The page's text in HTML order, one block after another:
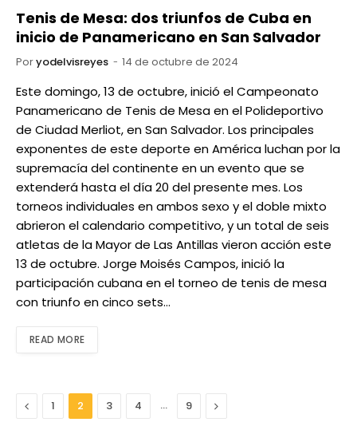
Tenis de Mesa: dos triunfos de Cuba en
inicio de Panamericano en San Salvador
Poryodelvisreyes 14 de octubre de 2024
Este domingo, 13 de octubre, inició el Campeonato
Panamericano de Tenis de Mesa en el Polideportivo
de Ciudad Merliot, en San Salvador. Los principales
exponentes de este deporte en América luchan por la
supremacía del continente en un evento que se
extenderá hasta el día 20 del presente mes. Los
torneos individuales en ambos sexo y el doble mixto
abrieron el calendario competitivo, y un total de seis
atletas de la Mayor de Las Antillas vieron acción este
13 de octubre. Jorge Moisés Campos, inició la
participación cubana en el torneo de tenis de mesa
con triunfo en cinco sets…
READ MORE
Anterior
1 2 3 4 … 9 Next